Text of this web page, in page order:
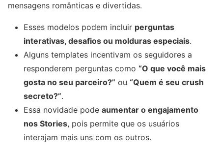
mensagens românticas e divertidas.
Esses modelos podem incluir perguntas
interativas, desafios ou molduras especiais.
Alguns templates incentivam os seguidores a
responderem perguntas como “O que você mais
gosta no seu parceiro?” ou “Quem é seu crush
secreto?”.
Essa novidade pode aumentar o engajamento
nos Stories, pois permite que os usuários
interajam mais uns com os outros.